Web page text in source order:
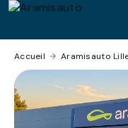
Accueil › Aramisauto